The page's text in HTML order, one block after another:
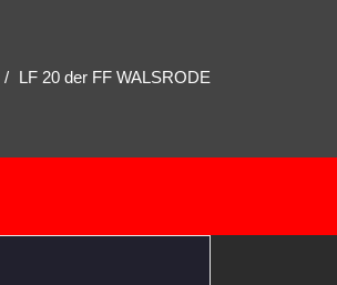
LF 20 der FF WALSRODE